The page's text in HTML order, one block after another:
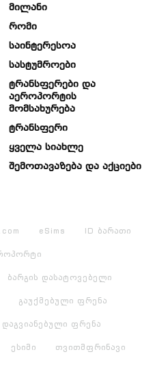
Მილანი
Რომი
Საინტერესოა
Სასტუმროები
Ტრანსფერები Და
Აეროპორტის
Მომსახურება
Ტრანსფერი
Ყველა Სიახლე
Შემოთავაზება Და Აქციები
eSims ID ბარათი
ბარგის დასატოვებელი
გაუქმებული ფრენა
დაგვიანებული ფრენა
ესიმი თვითმფრინავი